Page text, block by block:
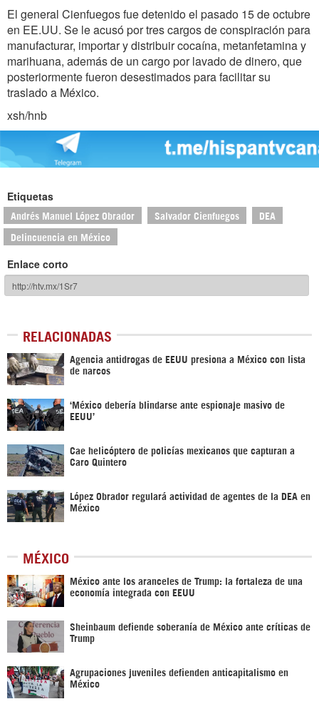
El general Cienfuegos fue detenido el pasado 15 de octubre
en EE.UU. Se le acusó por tres cargos de conspiración para
manufacturar, importar y distribuir cocaína, metanfetamina y
marihuana, además de un cargo por lavado de dinero, que
posteriormente fueron desestimados para facilitar su
traslado a México.
xsh/hnb
Etiquetas
Andrés Manuel López Obrador Salvador Cienfuegos DEA
Delincuencia en México
Enlace corto
RELACIONADAS
Agencia antidrogas de EEUU presiona a México con lista
de narcos
‘México debería blindarse ante espionaje masivo de
EEUU’
Cae helicóptero de policías mexicanos que capturan a
Caro Quintero
López Obrador regulará actividad de agentes de la DEA en
México
MÉXICO
México ante los aranceles de Trump: la fortaleza de una
economía integrada con EEUU
Sheinbaum defiende soberanía de México ante críticas de
Trump
Agrupaciones juveniles defienden anticapitalismo en
México